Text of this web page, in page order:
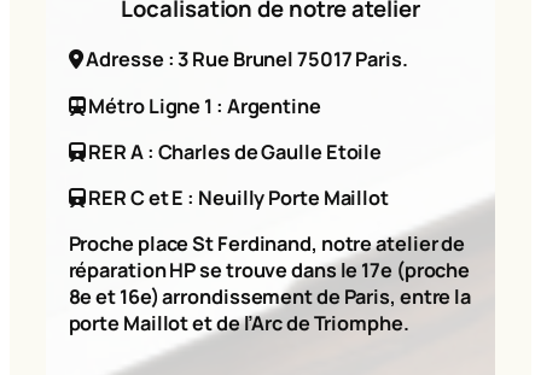
Localisation de notre atelier
Adresse : 3 Rue Brunel 75017 Paris.
Métro Ligne 1 : Argentine
RER A : Charles de Gaulle Etoile
RER C et E : Neuilly Porte Maillot
Proche place St Ferdinand, notre atelier de
réparation HP se trouve dans le 17e (proche
8e et 16e) arrondissement de Paris, entre la
porte Maillot et de l’Arc de Triomphe.